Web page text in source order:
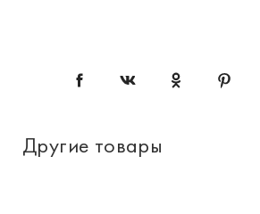
Другие товары